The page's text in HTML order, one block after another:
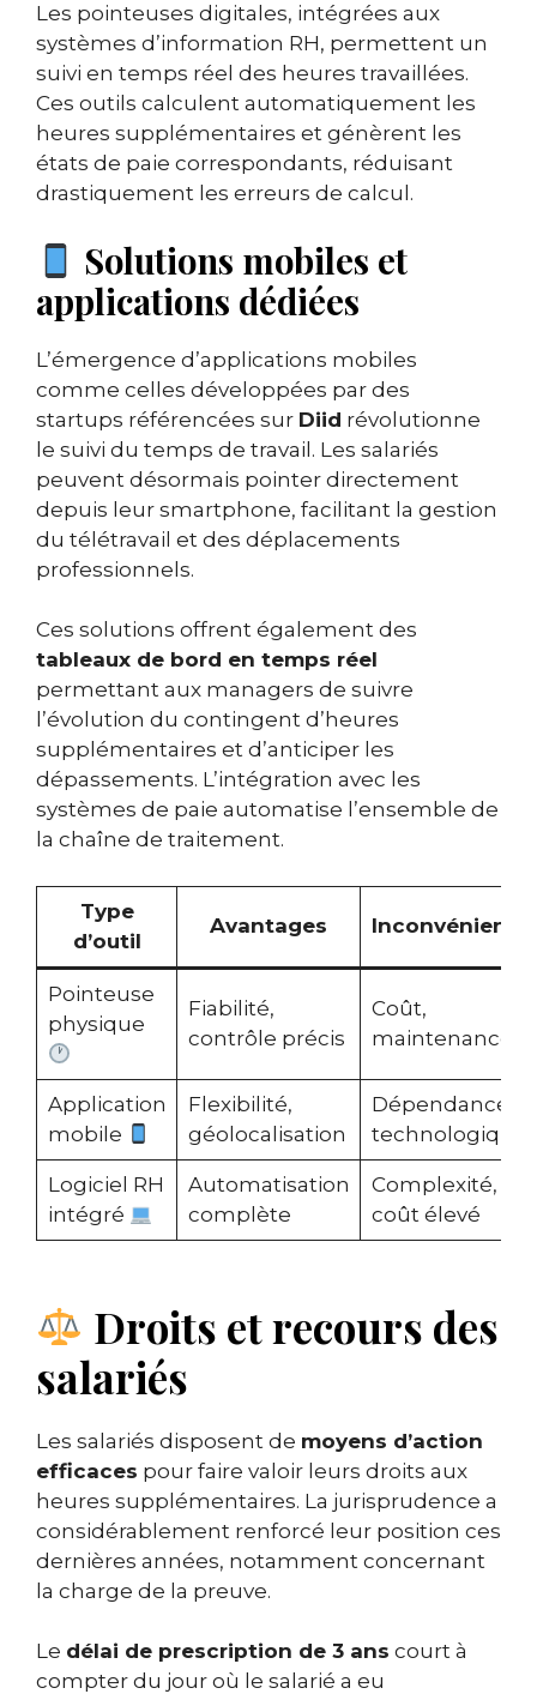
Les pointeuses digitales, intégrées aux
systèmes d’information RH, permettent un
suivi en temps réel des heures travaillées.
Ces outils calculent automatiquement les
heures supplémentaires et génèrent les
états de paie correspondants, réduisant
drastiquement les erreurs de calcul.
Solutions mobiles et
applications dédiées
L’émergence d’applications mobiles
comme celles développées par des
startups référencées sur Diid révolutionne
le suivi du temps de travail. Les salariés
peuvent désormais pointer directement
depuis leur smartphone, facilitant la gestion
du télétravail et des déplacements
professionnels.
Ces solutions offrent également des
tableaux de bord en temps réel
permettant aux managers de suivre
l’évolution du contingent d’heures
supplémentaires et d’anticiper les
dépassements. L’intégration avec les
systèmes de paie automatise l’ensemble de
la chaîne de traitement.
Type
d’outil
Avantages Inconvénients
Pointeuse
physique
Fiabilité,
contrôle précis
Coût,
maintenance
Application
mobile
Flexibilité,
géolocalisation
Dépendance
technologique
Logiciel RH
intégré
Automatisation
complète
Complexité,
coût élevé
Droits et recours des
salariés
Les salariés disposent de moyens d’action
efficaces pour faire valoir leurs droits aux
heures supplémentaires. La jurisprudence a
considérablement renforcé leur position ces
dernières années, notamment concernant
la charge de la preuve.
Le délai de prescription de 3 ans court à
compter du jour où le salarié a eu